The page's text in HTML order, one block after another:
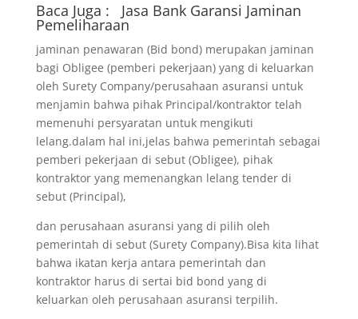
Baca Juga : Jasa Bank Garansi Jaminan
Pemeliharaan
jaminan penawaran (Bid bond) merupakan jaminan
bagi Obligee (pemberi pekerjaan) yang di keluarkan
oleh Surety Company/perusahaan asuransi untuk
menjamin bahwa pihak Principal/kontraktor telah
memenuhi persyaratan untuk mengikuti
lelang.dalam hal ini,jelas bahwa pemerintah sebagai
pemberi pekerjaan di sebut (Obligee), pihak
kontraktor yang memenangkan lelang tender di
sebut (Principal),
dan perusahaan asuransi yang di pilih oleh
pemerintah di sebut (Surety Company).Bisa kita lihat
bahwa ikatan kerja antara pemerintah dan
kontraktor harus di sertai bid bond yang di
keluarkan oleh perusahaan asuransi terpilih.